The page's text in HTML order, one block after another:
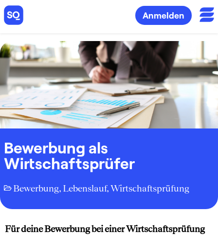
Anmelden
Bewerbung als
Wirtschaftsprüfer
Bewerbung, Lebenslauf,Wirtschaftsprüfung
Für deine Bewerbung bei einer Wirtschaftsprüfung